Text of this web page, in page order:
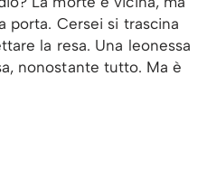
porta. Cersei si trascina
la resa. Una leonessa
nonostante tutto. Ma è